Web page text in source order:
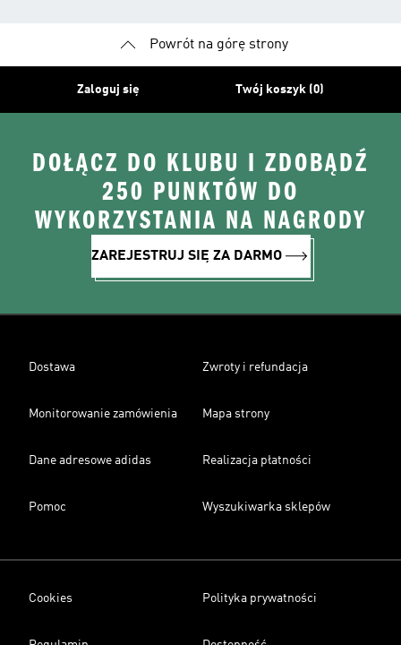
Powrót na górę strony
Zaloguj się Twój koszyk (0)
DOŁĄCZ DO KLUBU I ZDOBĄDŹ
250 PUNKTÓW DO
WYKORZYSTANIA NA NAGRODY
ZAREJESTRUJ SIĘ ZA DARMO
Dostawa Zwroty i refundacja
Monitorowanie zamówienia Mapa strony
Dane adresowe adidas Realizacja płatności
Pomoc Wyszukiwarka sklepów
Cookies Polityka prywatności